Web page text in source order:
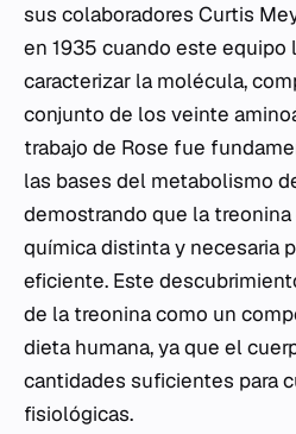
sus colaboradores Curtis
en 1935 cuando este equipo
caracterizar la molécula,
conjunto de los veinte
trabajo de Rose fue
las bases del metabolismo
demostrando que la treonina
química distinta y necesaria
eficiente. Este
de la treonina como un
dieta humana, ya que el
cantidades suficientes para
fisiológicas.